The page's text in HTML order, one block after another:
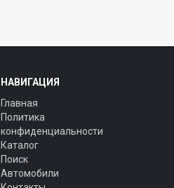
НАВИГАЦИЯ
Главная
Политика
конфиденциальности
Каталог
Поиск
Автомобили